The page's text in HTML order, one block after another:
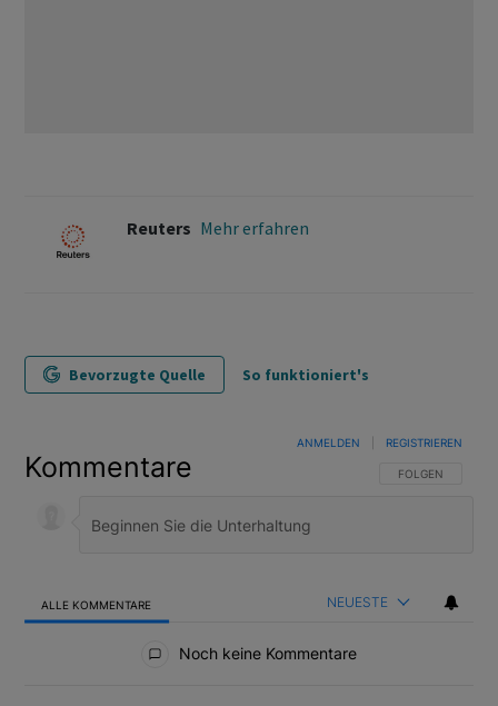
Reuters Mehr erfahren
Bevorzugte Quelle So funktioniert's
Kommentare FOLGE DIESER
FOLGEN
ANMELDEN REGISTRIEREN
ALLE KOMMENTARE NEUESTE
Noch keine Kommentare